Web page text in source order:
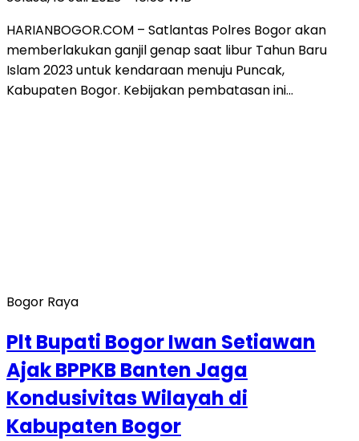
HARIANBOGOR.COM – Satlantas Polres Bogor akan
memberlakukan ganjil genap saat libur Tahun Baru
Islam 2023 untuk kendaraan menuju Puncak,
Kabupaten Bogor. Kebijakan pembatasan ini…
Bogor Raya
Plt Bupati Bogor Iwan Setiawan
Ajak BPPKB Banten Jaga
Kondusivitas Wilayah di
Kabupaten Bogor